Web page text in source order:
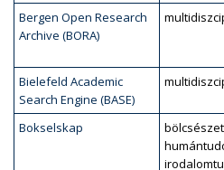
Bergen Open Research
Archive (BORA)
Bielefeld Academic
Search Engine (BASE)
Bokselskap